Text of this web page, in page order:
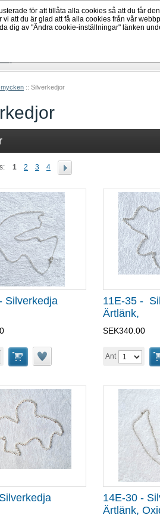
:: Silverkedjor
1 2 3 4
Silverkedja
11E-35 -
Ärtlänk,
SEK340.00
Ant
14E-30 -
Ärtlänk,
för att tillåta alla cookies så att du får
att du är glad att få alla cookies från vår
dig av "Ändra cookie-inställningar" länken